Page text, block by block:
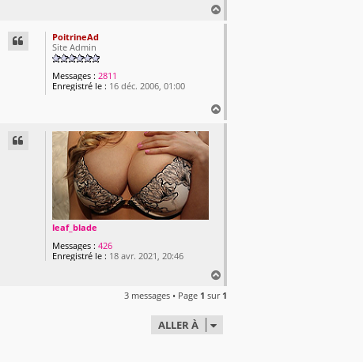
a
PoitrineAd
Site Admin
Messages : 2811
Enregistré le : 16 déc. 2006, 01:00
a
leaf_blade
Messages : 426
Enregistré le : 18 avr. 2021, 20:46
a
u
3 messages • Page 1 sur 1
ALLER À